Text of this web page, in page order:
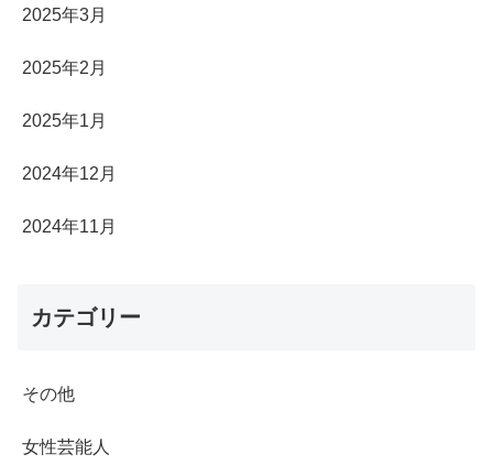
2025年3月
2025年2月
2025年1月
2024年12月
2024年11月
カテゴリー
その他
女性芸能人